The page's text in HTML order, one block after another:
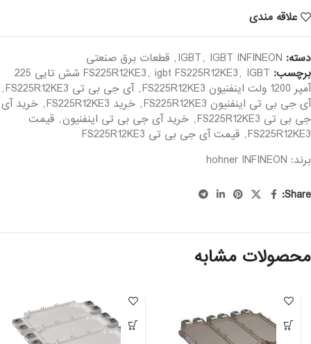
علاقه مندی
دسته: IGBT, IGBT INFINEON
, قطعات برق صنعتی
برچسب:
FS225R12KE3, igbt FS225R12KE3,
IGBT شش تایی 225
آمپر 1200 ولت اینفنیون FS225R12KE3
, آی جی بی تی FS225R12KE3
,
آی جی بی تی اینفنیون FS225R12KE3
, خرید FS225R12KE3 , خرید آی
جی بی تی FS225R12KE3
, خرید آی جی بی تی اینفنیون, قیمت
FS225R12KE3
, قیمت آی جی بی تی FS225R12KE3
برند: hohner INFINEON
Share:
محصولات مشابه